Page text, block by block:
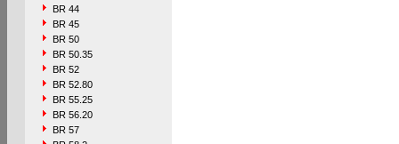
BR 44
BR 45
BR 50
BR 50.35
BR 52
BR 52.80
BR 55.25
BR 56.20
BR 57